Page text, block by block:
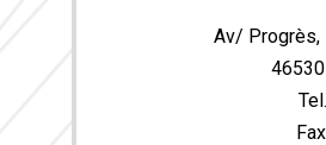
Av/ Progrès,